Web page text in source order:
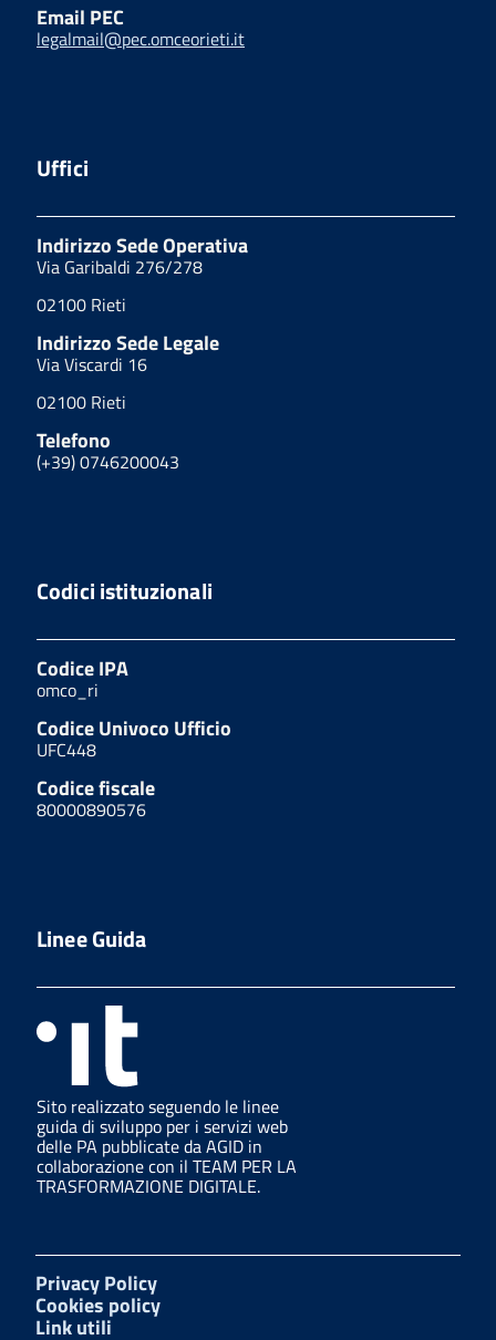
Email PEC
legalmail@pec.omceorieti.it
Uffici
Indirizzo Sede Operativa
Via Garibaldi 276/278
02100 Rieti
Indirizzo Sede Legale
Via Viscardi 16
02100 Rieti
Telefono
(+39) 0746200043
Codici istituzionali
Codice IPA
omco_ri
Codice Univoco Ufficio
UFC448
Codice fiscale
80000890576
Linee Guida
Sito realizzato seguendo le linee
guida di sviluppo per i servizi web
delle PA pubblicate da AGID in
collaborazione con il TEAM PER LA
TRASFORMAZIONE DIGITALE.
Privacy Policy
Cookies policy
Link utili